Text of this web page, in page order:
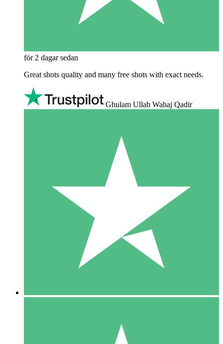
för 2 dagar sedan
Great shots quality and many free shots with exact needs.
Ghulam Ullah Wahaj Qadir